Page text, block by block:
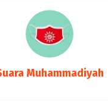
Muhammadiyah